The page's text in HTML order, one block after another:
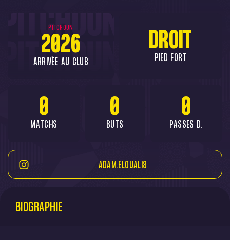
PITCHOUN
2026
ARRIVÉE AU CLUB
DROIT
PIED FORT
0
MATCHS
0
BUTS
0
PASSES D.
ADAM.ELOUALI8
BIOGRAPHIE